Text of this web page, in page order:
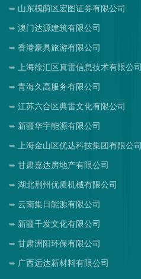
山东槐荫区宏图证券有限公司
澳门达源建筑有限公司
香港豪具旅游有限公司
上海徐汇区真雷信息技术有限公司
青海久高服务有限公司
江苏六合区典雷文化有限公司
新疆华宇能源有限公司
上海金山区优达科技集团有限公司
甘肃嘉达房地产有限公司
湖北荆州优质机械有限公司
云南集日能源有限公司
新疆千发文化有限公司
甘肃洲阳环保有限公司
广西远达新材料有限公司